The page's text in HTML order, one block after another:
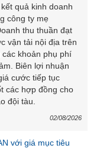
quả kinh doanh
công ty mẹ
thu thuần đạt
vận tải nội địa trên
khoản phụ phí
Biên lợi nhuận
cước tiếp tục
các hợp đồng cho
đội tàu.
02/08/2026
với giá mục tiêu